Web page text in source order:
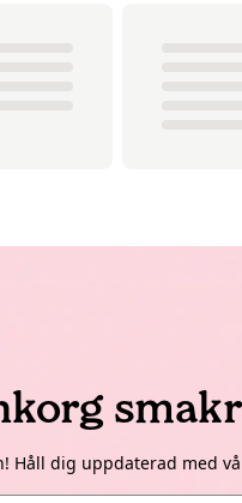
Håll dig uppdaterad med